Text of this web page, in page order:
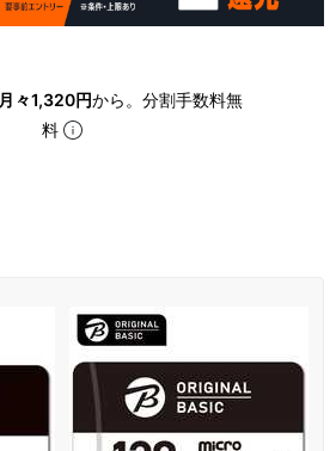
月々1,320円から。分割手数料無
料